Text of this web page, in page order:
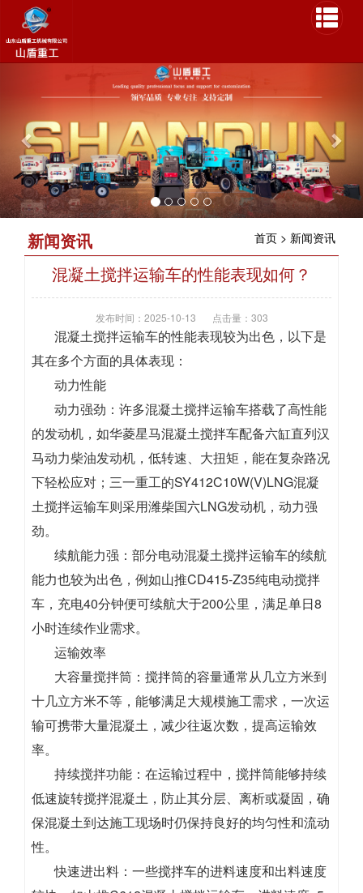
e
v
i
o
u
s
x
t
新闻资讯 首页 > 新闻资讯
混凝土搅拌运输车的性能表现如何？
发布时间：2025-10-13 点击量：303
混凝土搅拌运输车的性能表现较为出色，以下是
其在多个方面的具体表现：
动力性能
动力强劲：许多混凝土搅拌运输车搭载了高性能
的发动机，如华菱星马混凝土搅拌车配备六缸直列汉
马动力柴油发动机，低转速、大扭矩，能在复杂路况
下轻松应对；三一重工的SY412C10W(V)LNG混凝
土搅拌运输车则采用潍柴国六LNG发动机，动力强
劲。
续航能力强：部分电动混凝土搅拌运输车的续航
能力也较为出色，例如山推CD415-Z35纯电动搅拌
车，充电40分钟便可续航大于200公里，满足单日8
小时连续作业需求。
运输效率
大容量搅拌筒：搅拌筒的容量通常从几立方米到
十几立方米不等，能够满足大规模施工需求，一次运
输可携带大量混凝土，减少往返次数，提高运输效
率。
持续搅拌功能：在运输过程中，搅拌筒能够持续
低速旋转搅拌混凝土，防止其分层、离析或凝固，确
保混凝土到达施工现场时仍保持良好的均匀性和流动
性。
快速进出料：一些搅拌车的进料速度和出料速度